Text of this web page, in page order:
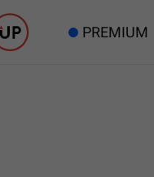
PREMIUM